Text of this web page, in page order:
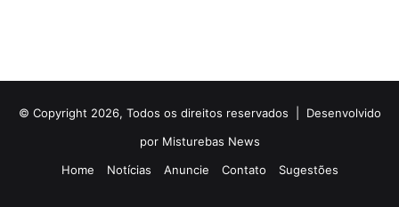
© Copyright 2026, Todos os direitos reservados | Desenvolvido
por Misturebas News
Home
Notícias Anuncie Contato Sugestões